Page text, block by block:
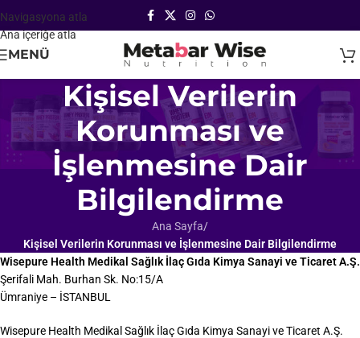
Navigasyona atla
Ana içeriğe atla
MENÜ
Kişisel Verilerin
Korunması ve
İşlenmesine Dair
Bilgilendirme
Ana Sayfa/
Kişisel Verilerin Korunması ve İşlenmesine Dair Bilgilendirme
Wisepure Health Medikal Sağlık İlaç Gıda Kimya Sanayi ve Ticaret A.Ş.
Şerifali Mah. Burhan Sk. No:15/A
Ümraniye – İSTANBUL
Wisepure Health Medikal Sağlık İlaç Gıda Kimya Sanayi ve Ticaret A.Ş.